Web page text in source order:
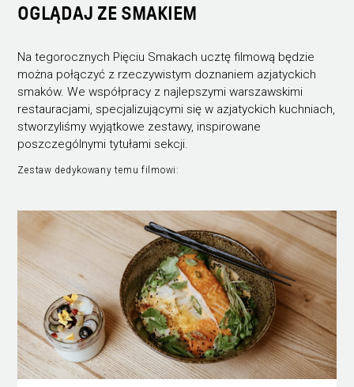
OGLĄDAJ ZE SMAKIEM
Na tegorocznych Pięciu Smakach ucztę filmową będzie
można połączyć z rzeczywistym doznaniem azjatyckich
smaków. We współpracy z najlepszymi warszawskimi
restauracjami, specjalizującymi się w azjatyckich kuchniach,
stworzyliśmy wyjątkowe zestawy, inspirowane
poszczególnymi tytułami sekcji.
Zestaw dedykowany temu filmowi: